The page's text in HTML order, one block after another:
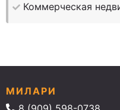
Коммерческая
МИЛАРИ